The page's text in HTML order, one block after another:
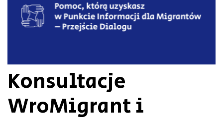
Konsultacje
WroMigrant i